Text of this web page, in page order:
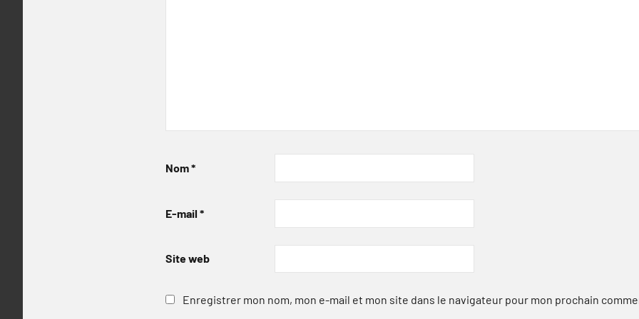
Nom*
E-mail *
Site web
Enregistrer mon nom, mon e-mail et mon site dans le navigateur pour mon prochain